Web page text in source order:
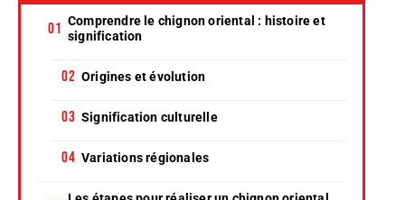
Comprendre le chignon oriental : histoire et
signification
Origines et évolution
Signification culturelle
Variations régionales